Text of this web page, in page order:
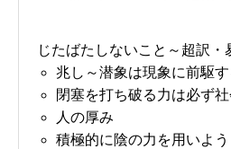
じたばたしないこと～超訳・
兆し～潜象は現象に前駆
閉塞を打ち破る力は必ず
人の厚み
積極的に陰の力を用いよう